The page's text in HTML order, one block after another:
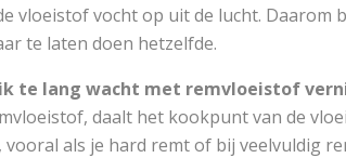
vloeistof vocht op uit de lucht. Daarom
te laten doen hetzelfde.
te lang wacht met remvloeistof
daalt het kookpunt van de
als je hard remt of bij veelvuldig